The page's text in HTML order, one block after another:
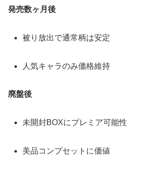
発売数ヶ月後
被り放出で通常柄は安定
人気キャラのみ価格維持
廃盤後
未開封BOXにプレミア可能性
美品コンプセットに価値